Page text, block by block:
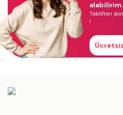
alabilirim.
Teklifleri
!